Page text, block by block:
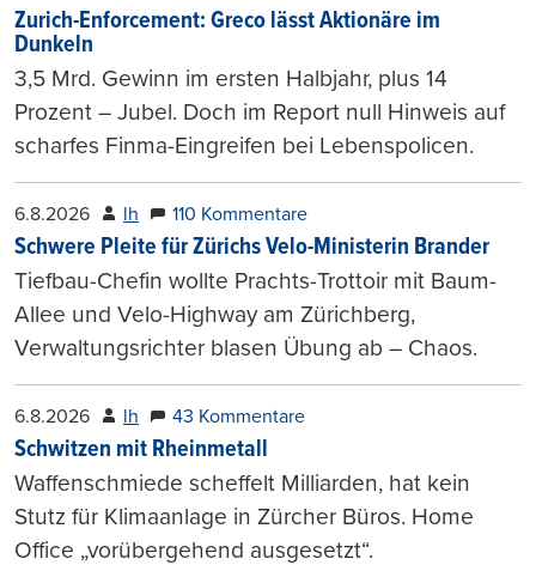
Zurich-Enforcement: Greco lässt Aktionäre im
Dunkeln
3,5 Mrd. Gewinn im ersten Halbjahr, plus 14
Prozent – Jubel. Doch im Report null Hinweis auf
scharfes Finma-Eingreifen bei Lebenspolicen.
6.8.2026 lh 110 Kommentare
Schwere Pleite für Zürichs Velo-Ministerin Brander
Tiefbau-Chefin wollte Prachts-Trottoir mit Baum-
Allee und Velo-Highway am Zürichberg,
Verwaltungsrichter blasen Übung ab – Chaos.
6.8.2026 lh 43 Kommentare
Schwitzen mit Rheinmetall
Waffenschmiede scheffelt Milliarden, hat kein
Stutz für Klimaanlage in Zürcher Büros. Home
Office „vorübergehend ausgesetzt“.